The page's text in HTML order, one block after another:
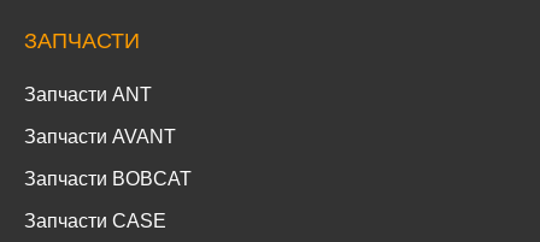
ЗАПЧАСТИ
Запчасти ANT
Запчасти AVANT
Запчасти BOBCAT
Запчасти CASE